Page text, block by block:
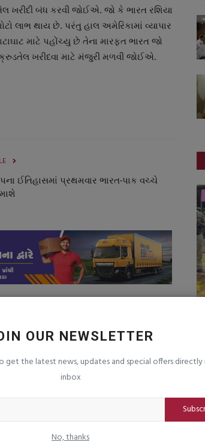
OUR NEWSLETTER
get the latest news, updates and special offers directly
inbox
No, thanks
ખરીદી બંધ કરવી જોઈએ. જો કે ભારત રશિયા
લાભ થાય છે. પરંતુ હાલ અમેરિકામાં વ્યાપાર
માટે પહોંચ્યુ છે તેના મારફત ભારત જો
ખરીદવા માટે મંજુરી મળવી જોઈએ.
ઈતિહાસમાં પ્રથમવાર ભારત-પાક વચ્ચે
એક ઉંબાડીયુ
Aug 7, 2026 0